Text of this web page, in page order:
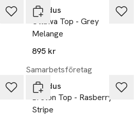
Residus
Ottawa Top - Grey
Melange
895 kr
Samarbetsföretag
Residus
Breton Top - Rasberry
Stripe